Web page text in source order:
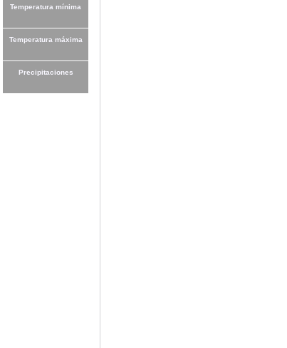
Temperatura mínima
Temperatura máxima
Precipitaciones